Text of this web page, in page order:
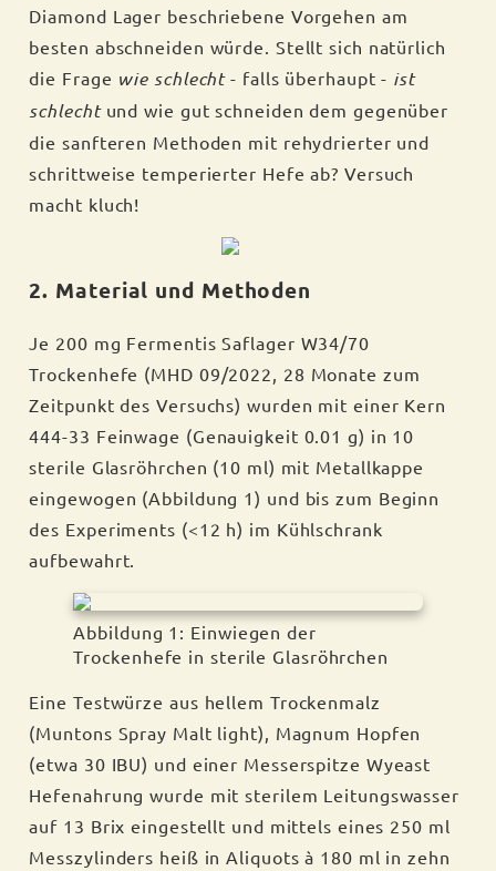
Diamond Lager beschriebene Vorgehen am
besten abschneiden würde. Stellt sich natürlich
die Frage wie schlecht- falls überhaupt - ist
schlechtund wie gut schneiden dem gegenüber
die sanfteren Methoden mit rehydrierter und
schrittweise temperierter Hefe ab? Versuch
macht kluch!
2. Material und Methoden
Je 200 mg Fermentis Saflager W34/70
Trockenhefe (MHD 09/2022, 28 Monate zum
Zeitpunkt des Versuchs) wurden mit einer Kern
444-33 Feinwage (Genauigkeit 0.01 g) in 10
sterile Glasröhrchen (10 ml) mit Metallkappe
eingewogen (Abbildung 1) und bis zum Beginn
des Experiments (<12 h) im Kühlschrank
aufbewahrt.
Abbildung 1: Einwiegen der
Trockenhefe in sterile Glasröhrchen
Eine Testwürze aus hellem Trockenmalz
(Muntons Spray Malt light), Magnum Hopfen
(etwa 30 IBU) und einer Messerspitze Wyeast
Hefenahrung wurde mit sterilem Leitungswasser
auf 13 Brix eingestellt und mittels eines 250 ml
Messzylinders heiß in Aliquots à 180 ml in zehn